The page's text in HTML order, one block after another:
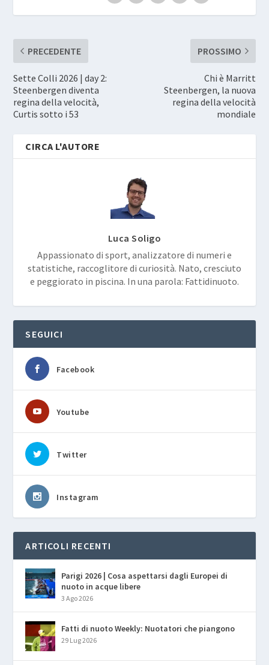
PRECEDENTE
Sette Colli 2026 | day 2:
Steenbergen diventa
regina della velocità,
Curtis sotto i 53
PROSSIMO
Chi è Marritt
Steenbergen, la nuova
regina della velocità
mondiale
CIRCA L'AUTORE
Luca Soligo
Appassionato di sport, analizzatore di numeri e
statistiche, raccoglitore di curiosità. Nato, cresciuto
e peggiorato in piscina. In una parola: Fattidinuoto.
SEGUICI
Facebook
Youtube
Twitter
Instagram
ARTICOLI RECENTI
Parigi 2026 | Cosa aspettarsi dagli Europei di
nuoto in acque libere
3 Ago 2026
Fatti di nuoto Weekly: Nuotatori che piangono
29 Lug 2026